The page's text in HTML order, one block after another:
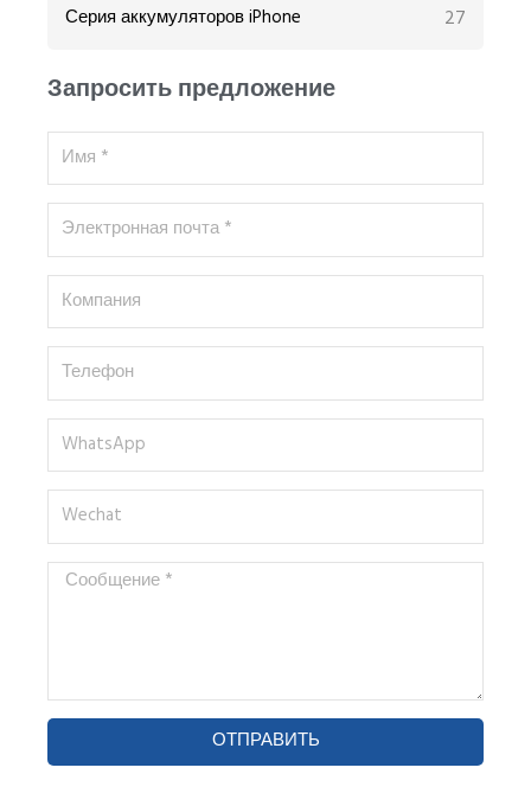
Серия аккумуляторов iPhone 27
Запросить предложение
Имя
*
Электронная
почта
* Компания
Телефон
WhatsApp
Wechat
Сообщение
ОТПРАВИТЬ